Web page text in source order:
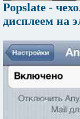
Popslate -
дисплеем на